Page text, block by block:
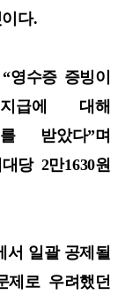
다.
수증 증빙이
에 대해
받았다”며
당 2만1630원
서 일괄 공제될
제로 우려했던